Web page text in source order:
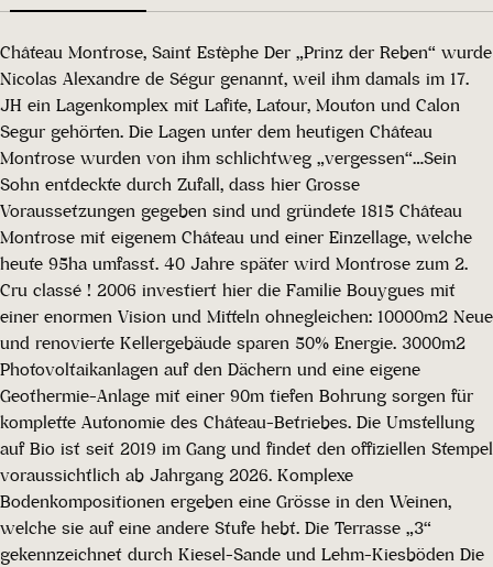
Château Montrose, Saint Estèphe Der „Prinz der Reben“ wurde
Nicolas Alexandre de Ségur genannt, weil ihm damals im 17.
JH ein Lagenkomplex mit Lafite, Latour, Mouton und Calon
Segur gehörten. Die Lagen unter dem heutigen Château
Montrose wurden von ihm schlichtweg „vergessen“…Sein
Sohn entdeckte durch Zufall, dass hier Grosse
Voraussetzungen gegeben sind und gründete 1815 Château
Montrose mit eigenem Château und einer Einzellage, welche
heute 95ha umfasst. 40 Jahre später wird Montrose zum 2.
Cru classé ! 2006 investiert hier die Familie Bouygues mit
einer enormen Vision und Mitteln ohnegleichen: 10000m2 Neue
und renovierte Kellergebäude sparen 50% Energie. 3000m2
Photovoltaikanlagen auf den Dächern und eine eigene
Geothermie-Anlage mit einer 90m tiefen Bohrung sorgen für
komplette Autonomie des Château-Betriebes. Die Umstellung
auf Bio ist seit 2019 im Gang und findet den offiziellen Stempel
voraussichtlich ab Jahrgang 2026. Komplexe
Bodenkompositionen ergeben eine Grösse in den Weinen,
welche sie auf eine andere Stufe hebt. Die Terrasse „3“
gekennzeichnet durch Kiesel-Sande und Lehm-Kiesböden Die